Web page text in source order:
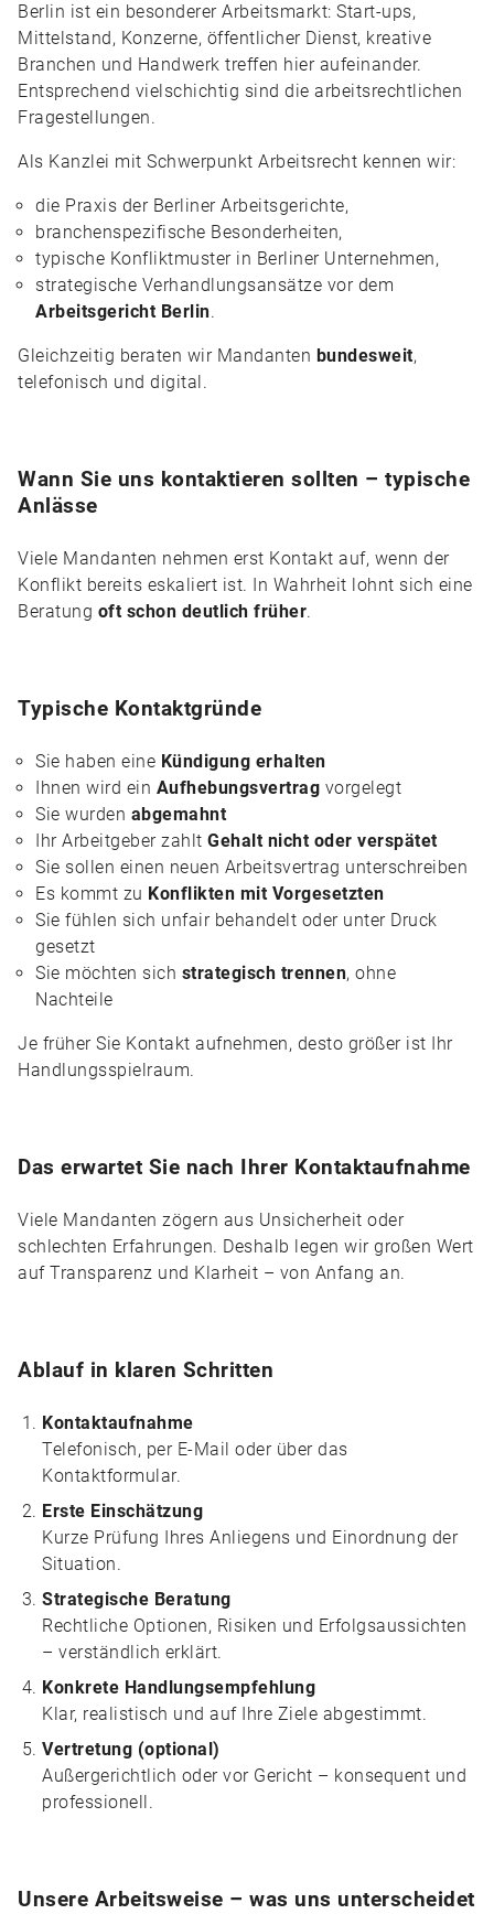
Berlin ist ein besonderer Arbeitsmarkt: Start-ups,
Mittelstand, Konzerne, öffentlicher Dienst, kreative
Branchen und Handwerk treffen hier aufeinander.
Entsprechend vielschichtig sind die arbeitsrechtlichen
Fragestellungen.
Als Kanzlei mit Schwerpunkt Arbeitsrecht kennen wir:
die Praxis der Berliner Arbeitsgerichte,
branchenspezifische Besonderheiten,
typische Konfliktmuster in Berliner Unternehmen,
strategische Verhandlungsansätze vor dem
Arbeitsgericht Berlin.
Gleichzeitig beraten wir Mandanten bundesweit,
telefonisch und digital.
Wann Sie uns kontaktieren sollten – typische
Anlässe
Viele Mandanten nehmen erst Kontakt auf, wenn der
Konflikt bereits eskaliert ist. In Wahrheit lohnt sich eine
Beratung oft schon deutlich früher.
Typische Kontaktgründe
Sie haben eine Kündigung erhalten
Ihnen wird ein Aufhebungsvertrag vorgelegt
Sie wurden abgemahnt
Ihr Arbeitgeber zahlt Gehalt nicht oder verspätet
Sie sollen einen neuen Arbeitsvertrag unterschreiben
Es kommt zu Konflikten mit Vorgesetzten
Sie fühlen sich unfair behandelt oder unter Druck
gesetzt
Sie möchten sich strategisch trennen, ohne
Nachteile
Je früher Sie Kontakt aufnehmen, desto größer ist Ihr
Handlungsspielraum.
Das erwartet Sie nach Ihrer Kontaktaufnahme
Viele Mandanten zögern aus Unsicherheit oder
schlechten Erfahrungen. Deshalb legen wir großen Wert
auf Transparenz und Klarheit – von Anfang an.
Ablauf in klaren Schritten
Kontaktaufnahme
Telefonisch, per E-Mail oder über das
Kontaktformular.
Erste Einschätzung
Kurze Prüfung Ihres Anliegens und Einordnung der
Situation.
Strategische Beratung
Rechtliche Optionen, Risiken und Erfolgsaussichten
– verständlich erklärt.
Konkrete Handlungsempfehlung
Klar, realistisch und auf Ihre Ziele abgestimmt.
Vertretung (optional)
Außergerichtlich oder vor Gericht – konsequent und
professionell.
Unsere Arbeitsweise – was uns unterscheidet